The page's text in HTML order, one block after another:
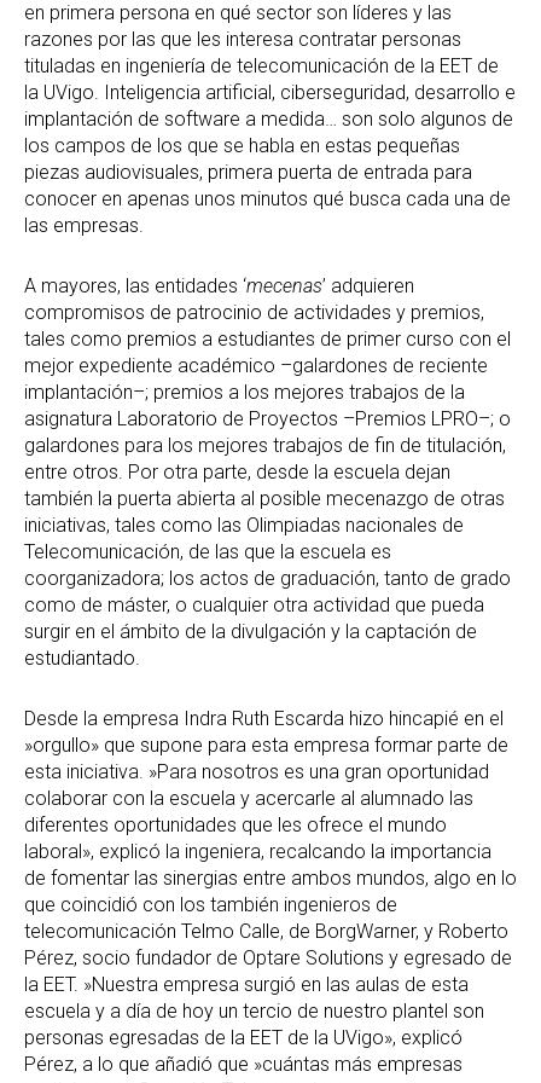
en primera persona en qué sector son líderes y las
razones por las que les interesa contratar personas
tituladas en ingeniería de telecomunicación de la EET de
la UVigo. Inteligencia artificial, ciberseguridad, desarrollo e
implantación de software a medida… son solo algunos de
los campos de los que se habla en estas pequeñas
piezas audiovisuales, primera puerta de entrada para
conocer en apenas unos minutos qué busca cada una de
las empresas.
A mayores, las entidades ‘mecenas’ adquieren
compromisos de patrocinio de actividades y premios,
tales como premios a estudiantes de primer curso con el
mejor expediente académico –galardones de reciente
implantación–; premios a los mejores trabajos de la
asignatura Laboratorio de Proyectos –Premios LPRO–; o
galardones para los mejores trabajos de fin de titulación,
entre otros. Por otra parte, desde la escuela dejan
también la puerta abierta al posible mecenazgo de otras
iniciativas, tales como las Olimpiadas nacionales de
Telecomunicación, de las que la escuela es
coorganizadora; los actos de graduación, tanto de grado
como de máster, o cualquier otra actividad que pueda
surgir en el ámbito de la divulgación y la captación de
estudiantado.
Desde la empresa Indra Ruth Escarda hizo hincapié en el
»orgullo» que supone para esta empresa formar parte de
esta iniciativa. »Para nosotros es una gran oportunidad
colaborar con la escuela y acercarle al alumnado las
diferentes oportunidades que les ofrece el mundo
laboral», explicó la ingeniera, recalcando la importancia
de fomentar las sinergias entre ambos mundos, algo en lo
que coincidió con los también ingenieros de
telecomunicación Telmo Calle, de BorgWarner, y Roberto
Pérez, socio fundador de Optare Solutions y egresado de
la EET. »Nuestra empresa surgió en las aulas de esta
escuela y a día de hoy un tercio de nuestro plantel son
personas egresadas de la EET de la UVigo», explicó
Pérez, a lo que añadió que »cuántas más empresas